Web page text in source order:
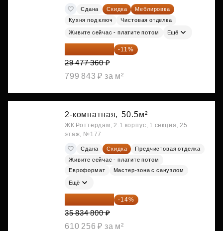
Сдана Скидка
Меблировка
Кухня под ключ
Чистовая отделка
Живите сейчас - платите потом Ещё
26 234 850 ₽ -11%
29 477 360 ₽
799 843 ₽ за м²
2-комнатная, 50.5м²
ЖК Роттердам, 2.1 корпус, 1 секция, 25
этаж, №177
Сдана Скидка
Предчистовая отделка
Живите сейчас - платите потом
Евроформат
Мастер-зона с санузлом
Ещё
30 817 928 ₽ -14%
35 834 800 ₽
610 256 ₽ за м²